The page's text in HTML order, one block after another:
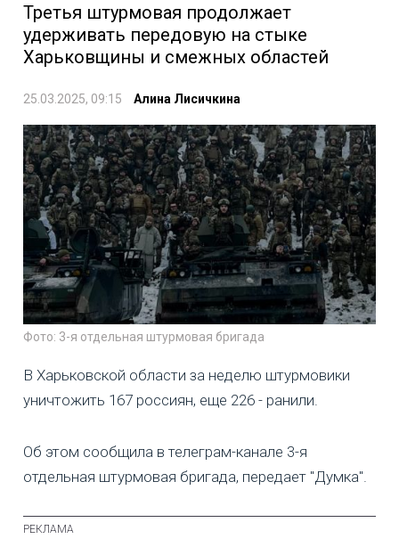
Третья штурмовая продолжает
удерживать передовую на стыке
Харьковщины и смежных областей
25.03.2025, 09:15 Алина Лисичкина
Фото: 3-я отдельная штурмовая бригада
В Харьковской области за неделю штурмовики
уничтожить 167 россиян, еще 226 - ранили.
Об этом сообщила в телеграм-канале 3-я
отдельная штурмовая бригада, передает "Думка".